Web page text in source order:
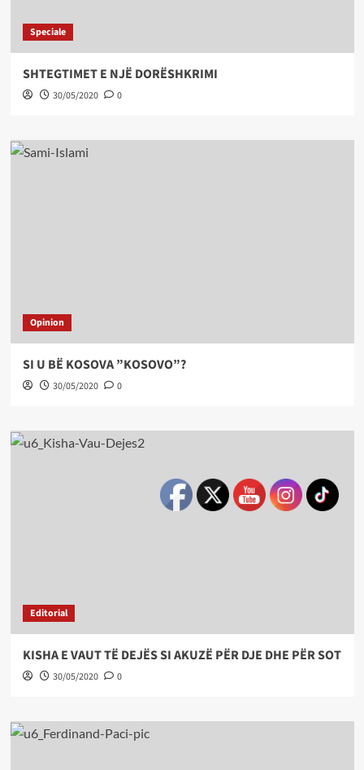
Speciale
SHTEGTIMET E NJË DORËSHKRIMI
30/05/2020 0
Opinion
SI U BË KOSOVA ”KOSOVO”?
30/05/2020 0
Editorial
KISHA E VAUT TË DEJËS SI AKUZË PËR DJE DHE PËR SOT
30/05/2020 0